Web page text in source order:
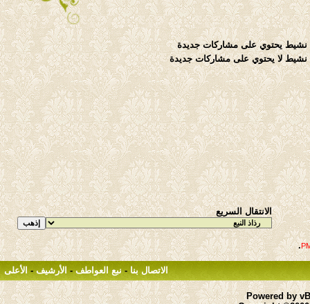
يحتوي على مشاركات جديدة
لا يحتوي على مشاركات جديدة
الانتقال السريع
.
الاتصال بنا - نبع العواطف - الأرشيف - الأعلى
Powered by